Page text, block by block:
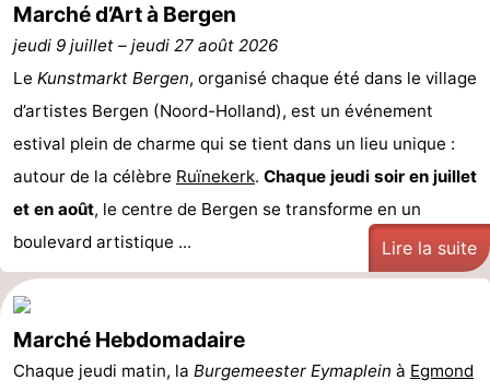
Egmond
aan
Zee
Last
minutes
Plages
Voir
et
faire
Lieux
d'intérêt
-
Musées
-
Points
Attractions
Marché d’Art à Bergen
jeudi 9 juillet – jeudi 27 août 2026
Le Kunstmarkt Bergen, organisé chaque été dans le village
d’artistes Bergen (Noord-Holland), est un événement
estival plein de charme qui se tient dans un lieu unique :
autour de la célèbre Ruïnekerk. Chaque jeudi soir en juillet
et en août, le centre de Bergen se transforme en un
boulevard artistique ...
Lire la suite
Marché Hebdomadaire
Chaque jeudi matin, la Burgemeester Eymaplein à Egmond